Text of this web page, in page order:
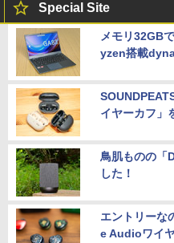
Special Site
メモリ32GB
yzen搭載
イヤーカフ」
鳥肌ものの「
した！
エントリーな
e Audioワイ